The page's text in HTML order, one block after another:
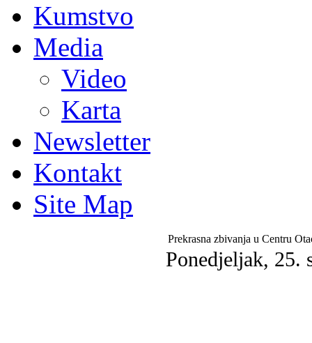
Kumstvo
Media
Video
Karta
Newsletter
Kontakt
Site Map
Prekrasna zbivanja u Centru
Ponedjeljak, 25.